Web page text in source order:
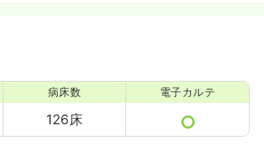
病床数
126床
電子カルテ